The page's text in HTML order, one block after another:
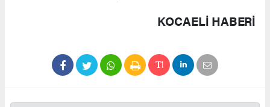
KOCAELI HABERİ